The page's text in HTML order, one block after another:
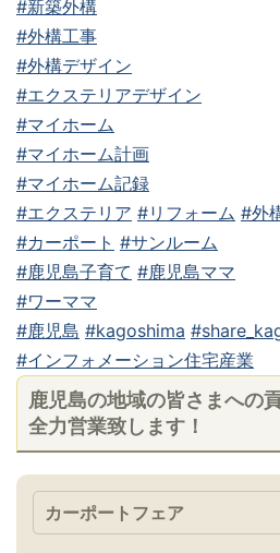
#新築外構
#外構工事
#外構デザイン
#エクステリアデザイン
#マイホーム
#マイホーム計画
#マイホーム記録
#エクステリア #リフォーム #外
#カーポート #サンルーム
#鹿児島子育て #鹿児島ママ
#ワーママ
#鹿児島 #kagoshima
#インフォメーション住宅産業
鹿児島の地域の皆さまへの
全力営業致します！
カーポートフェア